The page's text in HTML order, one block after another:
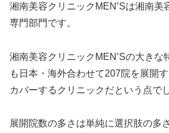
湘南美容クリニックMEN’Sは湘南美
専門部門です。
湘南美容クリニックMEN’Sの大きな
も日本・海外合わせて207院を展開
カバーするクリニックだという点で
展開院数の多さは単純に選択肢の多